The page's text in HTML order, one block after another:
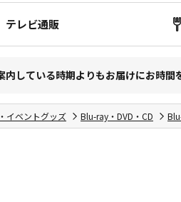
テレビ通販
内している時期よりもお届けにお時間
イベントグッズ Blu-ray・DVD・CD